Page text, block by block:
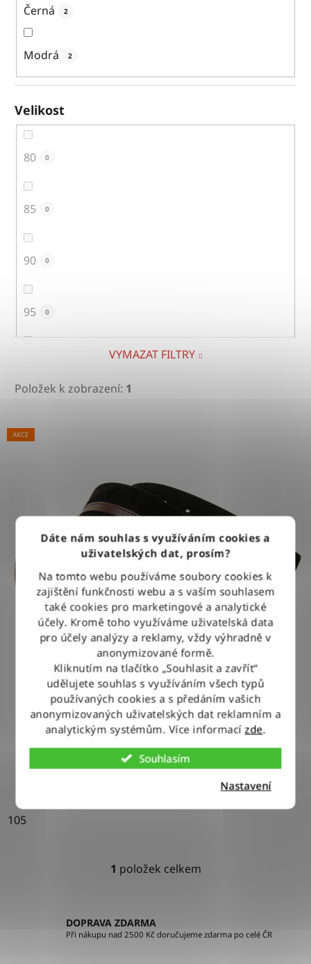
Dáte nám souhlas s využíváním cookies a
uživatelských dat, prosím?
Na tomto webu používáme soubory cookies k
zajištění funkčnosti webu a s vaším souhlasem
také cookies pro marketingové a analytické
účely. Kromě toho využíváme uživatelská data
pro účely analýzy a reklamy, vždy výhradně v
anonymizované formě.
Kliknutím na tlačítko „Souhlasit a zavřít“
udělujete souhlas s využíváním všech typů
používaných cookies a s předáním vašich
anonymizovaných uživatelských dat reklamním a
analytickým systémům. Více informacízde.
Souhlasím
Nastavení
Černá 2
Modrá 2
Velikost
80 0
85 0
90 0
95 0
115 0
VYMAZAT FILTRY
Položek k zobrazení: 1
V
ý
p
o
d
u
AKCE
Pásek Wrangler BLOCKED BELT BLACK
790 Kč
DETAIL
105
O
á
d
1 položek celkem
DOPRAVA ZDARMA
Při nákupu nad 2500 Kč doručujeme zdarma po celé ČR